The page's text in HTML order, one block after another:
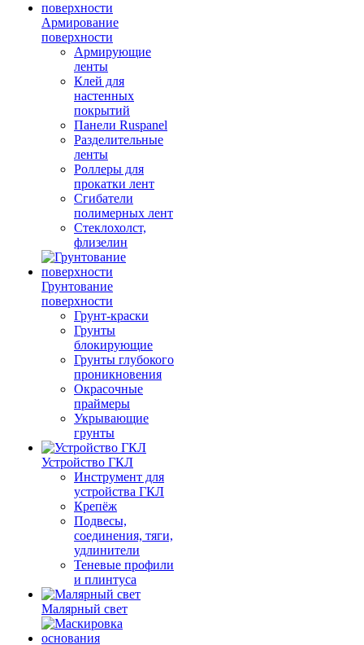
Армирование
поверхности
Армирующие
ленты
Клей для
настенных
покрытий
Панели Ruspanel
Разделительные
ленты
Роллеры для
прокатки лент
Сгибатели
полимерных лент
Стеклохолст,
флизелин
Грунтование
поверхности
Грунт-краски
Грунты
блокирующие
Грунты глубокого
проникновения
Окрасочные
праймеры
Укрывающие
грунты
Устройство ГКЛ
Инструмент для
устройства ГКЛ
Крепёж
Подвесы,
соединения, тяги,
удлинители
Теневые профили
и плинтуса
Малярный свет